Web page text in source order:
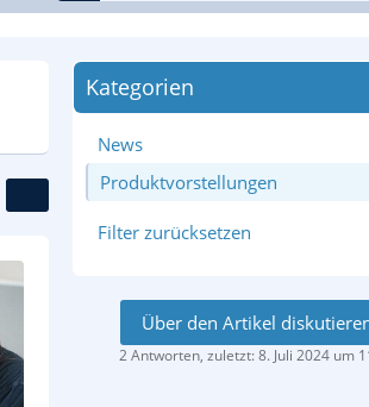
Kategorien
News
Produktvorstellungen
Filter zurücksetzen
Über den Artikel
2 Antworten, zuletzt:8. Juli 2024 um